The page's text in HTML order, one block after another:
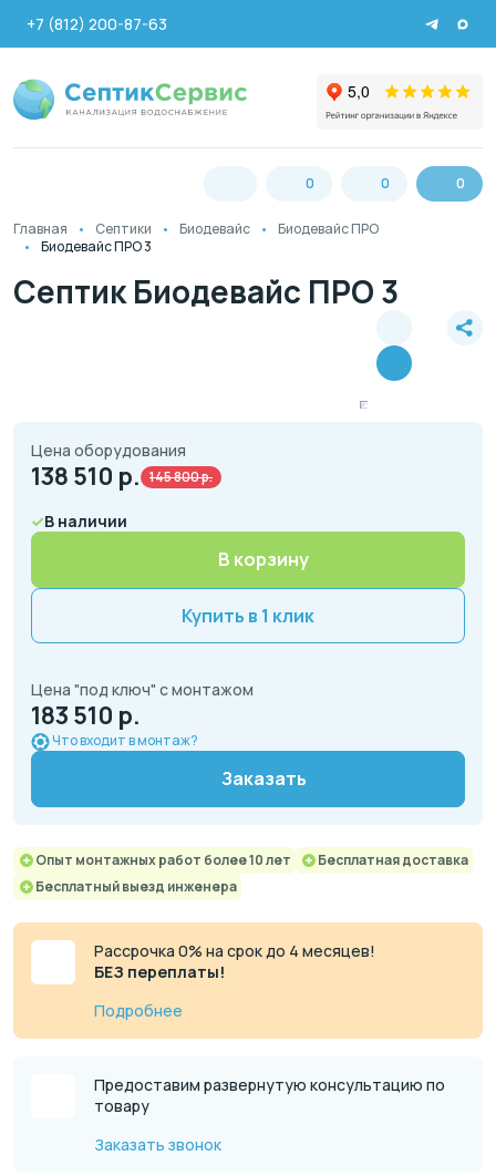
+7 (812) 200-87-63
0 0 0
Главная Септики Биодевайс
Биодевайс ПРО
Биодевайс ПРО 3
Септик Биодевайс ПРО 3
Цена оборудования
138 510 р. 145 800 р.
В наличии
В корзину
Купить в 1 клик
Цена "под ключ" с монтажом
183 510 р.
Что входит в монтаж?
Заказать
Опыт монтажных работ более 10 лет
Бесплатная доставка
Бесплатный выезд инженера
Рассрочка 0% на срок до 4 месяцев!
БЕЗ переплаты!
Подробнее
Предоставим развернутую консультацию по
товару
Заказать звонок